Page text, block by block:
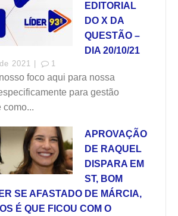
EDITORIAL
DO X DA
QUESTÃO –
DIA 20/10/21
2021 | 1
foco aqui para nossa
para gestão
como...
APROVAÇÃO
DE RAQUEL
DISPARA EM
ST, BOM
SE AFASTADO DE MÁRCIA,
É QUE FICOU COM O